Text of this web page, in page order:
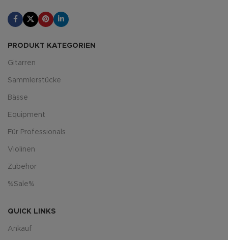
PRODUKT KATEGORIEN
Gitarren
Sammlerstücke
Bässe
Equipment
Für Professionals
Violinen
Zubehör
%Sale%
QUICK LINKS
Ankauf